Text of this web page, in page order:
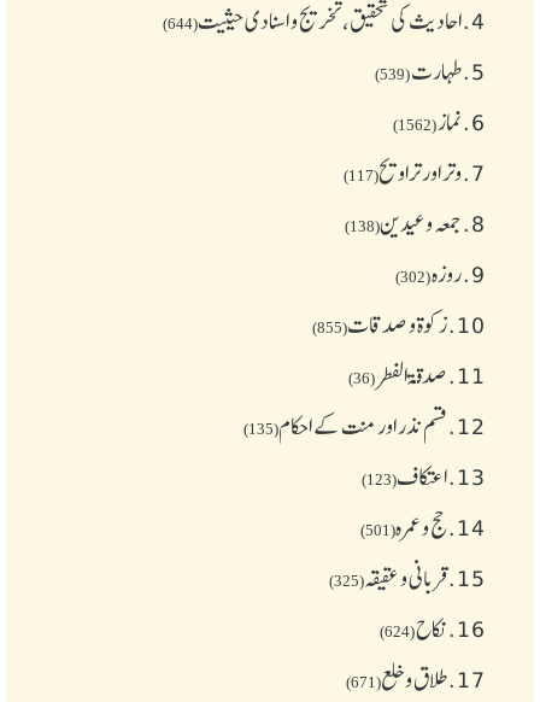
4. احادیث کی تحقیق، تخریج و اسنادی حیثیت(644)
5. طهارت(539)
6. نماز(1562)
7. وتر اور تراویح(117)
8. جمعہ وعیدین(138)
9. روزہ(302)
10. زکوة و صدقات(855)
11. صدقۃ الفطر (36)
12. قسم نذر اور منت کے احکام(135)
13. اعتکاف(123)
14. حج و عمرہ(501)
15. قربانی و عقیقہ(325)
16. نکاح(624)
17. طلاق و خلع(671)